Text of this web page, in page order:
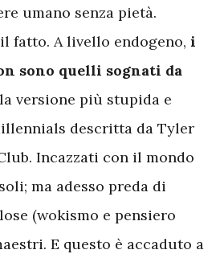
umano senza pietà.
fatto. A livello endogeno, i
sono quelli sognati da
versione più stupida e
descritta da Tyler
Incazzati con il mondo
ma adesso preda di
(wokismo e pensiero
E questo è accaduto a